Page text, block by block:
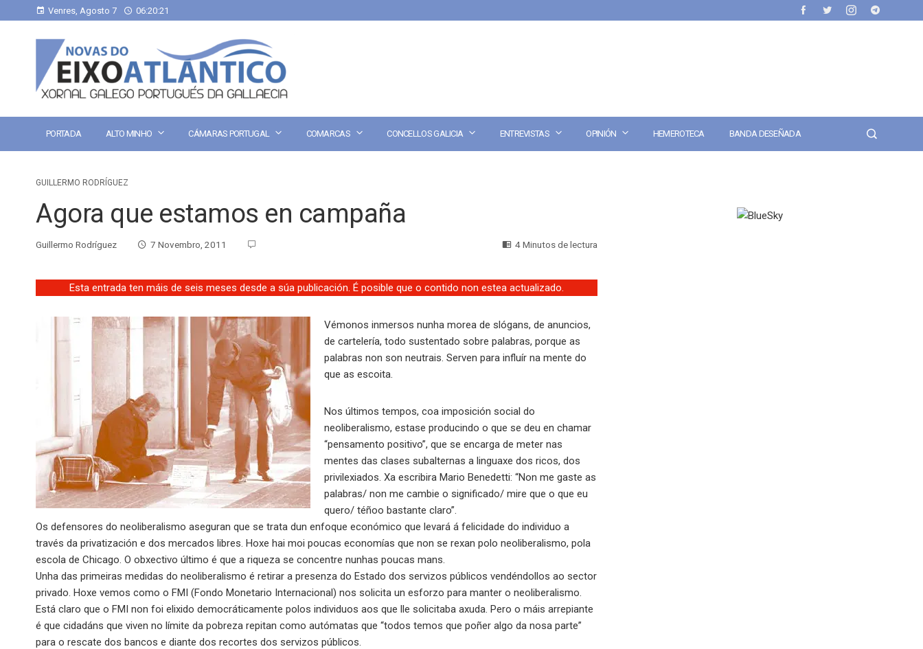
Venres, Agosto 7 06:20:22
PORTADA ALTO MINHO CÁMARAS PORTUGAL COMARCAS CONCELLOS GALICIA ENTREVISTAS OPINIÓN HEMEROTECA BANDA DESEÑADA
GUILLERMO RODRÍGUEZ
Agora que estamos en campaña
Guillermo Rodríguez 7 Novembro, 2011 4 Minutos de lectura
Esta entrada ten máis de seis meses desde a súa publicación. É posible que o contido non estea actualizado.
Vémonos inmersos nunha morea de slógans, de anuncios,
de cartelería, todo sustentado sobre palabras, porque as
palabras non son neutrais. Serven para influír na mente do
que as escoita.
Nos últimos tempos, coa imposición social do
neoliberalismo, estase producindo o que se deu en chamar
“pensamento positivo”, que se encarga de meter nas
mentes das clases subalternas a linguaxe dos ricos, dos
privilexiados. Xa escribira Mario Benedetti: “Non me gaste as
palabras/ non me cambie o significado/ mire que o que eu
quero/ téñoo bastante claro”.
Os defensores do neoliberalismo aseguran que se trata dun enfoque económico que levará á felicidade do individuo a
través da privatización e dos mercados libres. Hoxe hai moi poucas economías que non se rexan polo neoliberalismo, pola
escola de Chicago. O obxectivo último é que a riqueza se concentre nunhas poucas mans.
Unha das primeiras medidas do neoliberalismo é retirar a presenza do Estado dos servizos públicos vendéndollos ao sector
privado. Hoxe vemos como o FMI (Fondo Monetario Internacional) nos solicita un esforzo para manter o neoliberalismo.
Está claro que o FMI non foi elixido democráticamente polos individuos aos que lle solicitaba axuda. Pero o máis arrepiante
é que cidadáns que viven no límite da pobreza repitan como autómatas que “todos temos que poñer algo da nosa parte”
para o rescate dos bancos e diante dos recortes dos servizos públicos.